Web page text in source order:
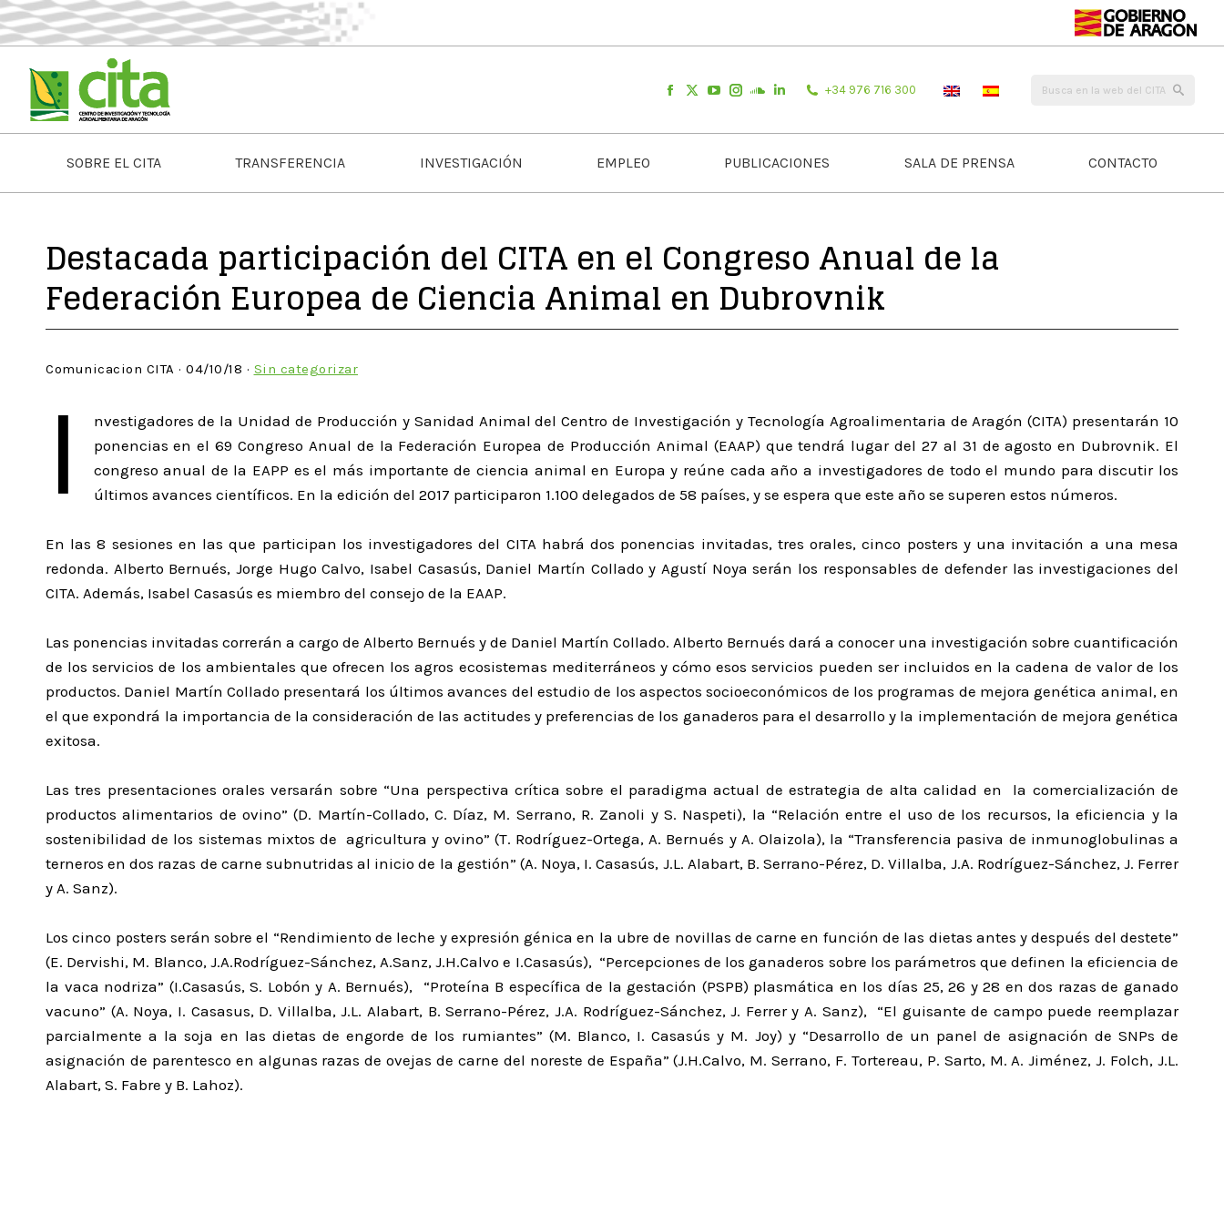
+34 976 716 300
SOBRE EL CITA TRANSFERENCIA INVESTIGACIÓN EMPLEO PUBLICACIONES SALA DE PRENSA CONTACTO
Destacada participación del CITA en el Congreso Anual de la
Federación Europea de Ciencia Animal en Dubrovnik
Comunicacion CITA · 04/10/18 · Sin categorizar
I
nvestigadores de la Unidad de Producción y Sanidad Animal del Centro de Investigación y Tecnología Agroalimentaria de Aragón (CITA) presentarán 10
ponencias en el 69 Congreso Anual de la Federación Europea de Producción Animal (EAAP) que tendrá lugar del 27 al 31 de agosto en Dubrovnik. El
congreso anual de la EAPP es el más importante de ciencia animal en Europa y reúne cada año a investigadores de todo el mundo para discutir los
últimos avances científicos. En la edición del 2017 participaron 1.100 delegados de 58 países, y se espera que este año se superen estos números.
En las 8 sesiones en las que participan los investigadores del CITA habrá dos ponencias invitadas, tres orales, cinco posters y una invitación a una mesa
redonda. Alberto Bernués, Jorge Hugo Calvo, Isabel Casasús, Daniel Martín Collado y Agustí Noya serán los responsables de defender las investigaciones del
CITA. Además, Isabel Casasús es miembro del consejo de la EAAP.
Las ponencias invitadas correrán a cargo de Alberto Bernués y de Daniel Martín Collado. Alberto Bernués dará a conocer una investigación sobre cuantificación
de los servicios de los ambientales que ofrecen los agros ecosistemas mediterráneos y cómo esos servicios pueden ser incluidos en la cadena de valor de los
productos. Daniel Martín Collado presentará los últimos avances del estudio de los aspectos socioeconómicos de los programas de mejora genética animal, en
el que expondrá la importancia de la consideración de las actitudes y preferencias de los ganaderos para el desarrollo y la implementación de mejora genética
exitosa.
Las tres presentaciones orales versarán sobre “Una perspectiva crítica sobre el paradigma actual de estrategia de alta calidad en la comercialización de
productos alimentarios de ovino” (D. Martín-Collado, C. Díaz, M. Serrano, R. Zanoli y S. Naspeti), la “Relación entre el uso de los recursos, la eficiencia y la
sostenibilidad de los sistemas mixtos de agricultura y ovino” (T. Rodríguez-Ortega, A. Bernués y A. Olaizola), la “Transferencia pasiva de inmunoglobulinas a
terneros en dos razas de carne subnutridas al inicio de la gestión” (A. Noya, I. Casasús, J.L. Alabart, B. Serrano-Pérez, D. Villalba, J.A. Rodríguez-Sánchez, J. Ferrer
y A. Sanz).
Los cinco posters serán sobre el “Rendimiento de leche y expresión génica en la ubre de novillas de carne en función de las dietas antes y después del destete”
(E. Dervishi, M. Blanco, J.A.Rodríguez-Sánchez, A.Sanz, J.H.Calvo e I.Casasús), “Percepciones de los ganaderos sobre los parámetros que definen la eficiencia de
la vaca nodriza” (I.Casasús, S. Lobón y A. Bernués), “Proteína B específica de la gestación (PSPB) plasmática en los días 25, 26 y 28 en dos razas de ganado
vacuno” (A. Noya, I. Casasus, D. Villalba, J.L. Alabart, B. Serrano-Pérez, J.A. Rodríguez-Sánchez, J. Ferrer y A. Sanz), “El guisante de campo puede reemplazar
parcialmente a la soja en las dietas de engorde de los rumiantes” (M. Blanco, I. Casasús y M. Joy) y “Desarrollo de un panel de asignación de SNPs de
asignación de parentesco en algunas razas de ovejas de carne del noreste de España” (J.H.Calvo, M. Serrano, F. Tortereau, P. Sarto, M. A. Jiménez, J. Folch, J.L.
Alabart, S. Fabre y B. Lahoz).